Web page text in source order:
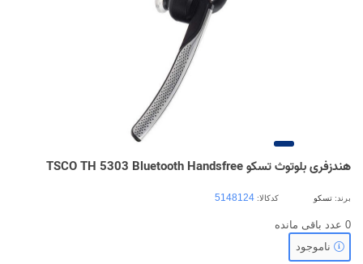
هندزفری بلوتوث تسکو TSCO TH 5303 Bluetooth Handsfree
برند: تسکو کدکالا:
0 عدد باقی مانده
ناموجود